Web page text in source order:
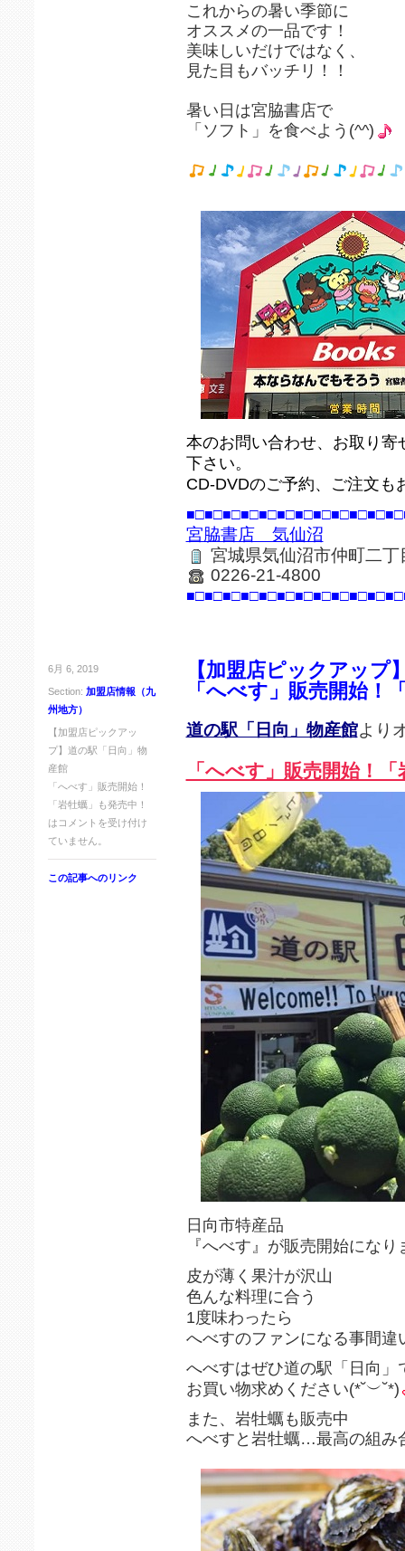
これからの暑い季節に
オススメの一品です！
美味しいだけではなく、
見た目もバッチリ！！
暑い日は宮脇書店で
「ソフト」を食べよう(^^)
本のお問い合わせ、お取り
下さい。
CD-DVDのご予約、ご注文も
宮脇書店 気仙沼
宮城県気仙沼市仲町二
0226-21-4800
6月 6, 2019
Section: 加盟店情報（九
州地方）
【加盟店ピックアッ
プ】道の駅「日向」物
産館
「へべす」販売開始！
「岩牡蠣」も発売中！
は コメントを受け付け
ていません。
この記事へのリンク
【加盟店ピックアップ
「へべす」販売開始！
道の駅「日向」物産館より
「へべす」販売開始！
日向市特産品
『へべす』が販売開始になり
皮が薄く果汁が沢山
色んな料理に合う
1度味わったら
へべすのファンになる事間違
へべすはぜひ道の駅「日向」
お買い物求めください(*˘︶˘*)
また、岩牡蠣も販売中
へべすと岩牡蠣…最高の組み